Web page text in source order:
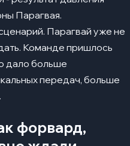
Парагвая.
Парагвай уже не
Команде пришлось
дало больше
передач, больше
форвард,